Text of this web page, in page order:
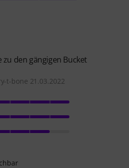
den gängigen Bucket
t-bone 21.03.2022